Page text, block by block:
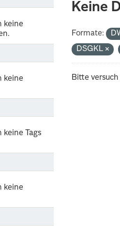
keine
keine
keine Tags
keine
Keine
Formate:
DSGKL
Bitte